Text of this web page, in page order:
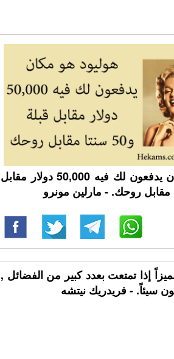
هوليود هو مكان يدفعون لك فيه 50,000 دولار مقابل
إذا تمتعت بعدد كبير من الفضائل ,
سيئاً. - فريدريك نيتشه